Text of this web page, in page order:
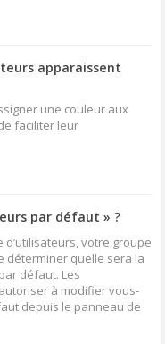
apparaissent
une couleur aux
faciliter leur
par défaut » ?
d’utilisateurs, votre groupe
déterminer quelle sera la
défaut. Les
à modifier vous-
depuis le panneau de